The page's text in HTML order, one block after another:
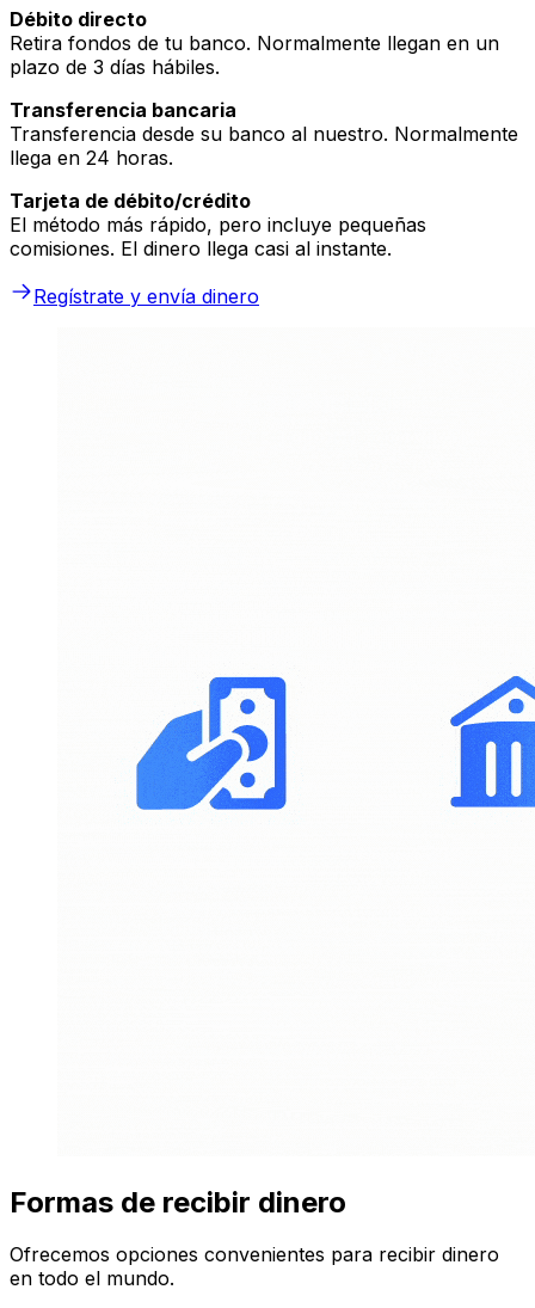
Débito directo
Retira fondos de tu banco. Normalmente llegan en un
plazo de 3 días hábiles.
Transferencia bancaria
Transferencia desde su banco al nuestro. Normalmente
llega en 24 horas.
Tarjeta de débito/crédito
El método más rápido, pero incluye pequeñas
comisiones. El dinero llega casi al instante.
Regístrate y envía dinero
Formas de recibir dinero
Ofrecemos opciones convenientes para recibir dinero
en todo el mundo.